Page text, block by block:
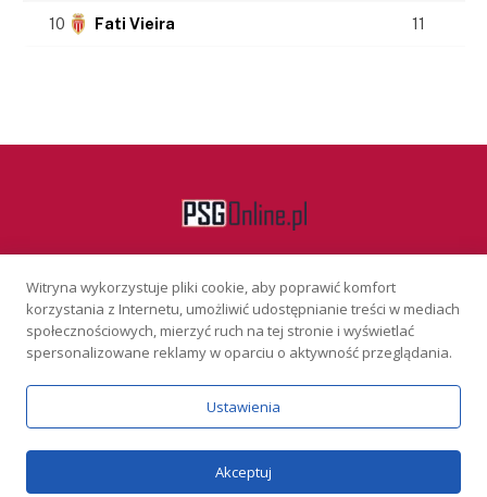
10 Fati Vieira 11
Facebook
KONTAKT REKLAMA POLITYKA PRYWATNOŚCI
Serwis wyłącznie dla osób powyżej 18 lat. Hazard może uzależniać.
Graj odpowiedzialnie.Szczegóły
Copyright © 2026 PSGonline.pl
Witryna wykorzystuje pliki cookie, aby poprawić komfort
korzystania z Internetu, umożliwić udostępnianie treści w mediach
społecznościowych, mierzyć ruch na tej stronie i wyświetlać
spersonalizowane reklamy w oparciu o aktywność przeglądania.
Ustawienia
Akceptuj